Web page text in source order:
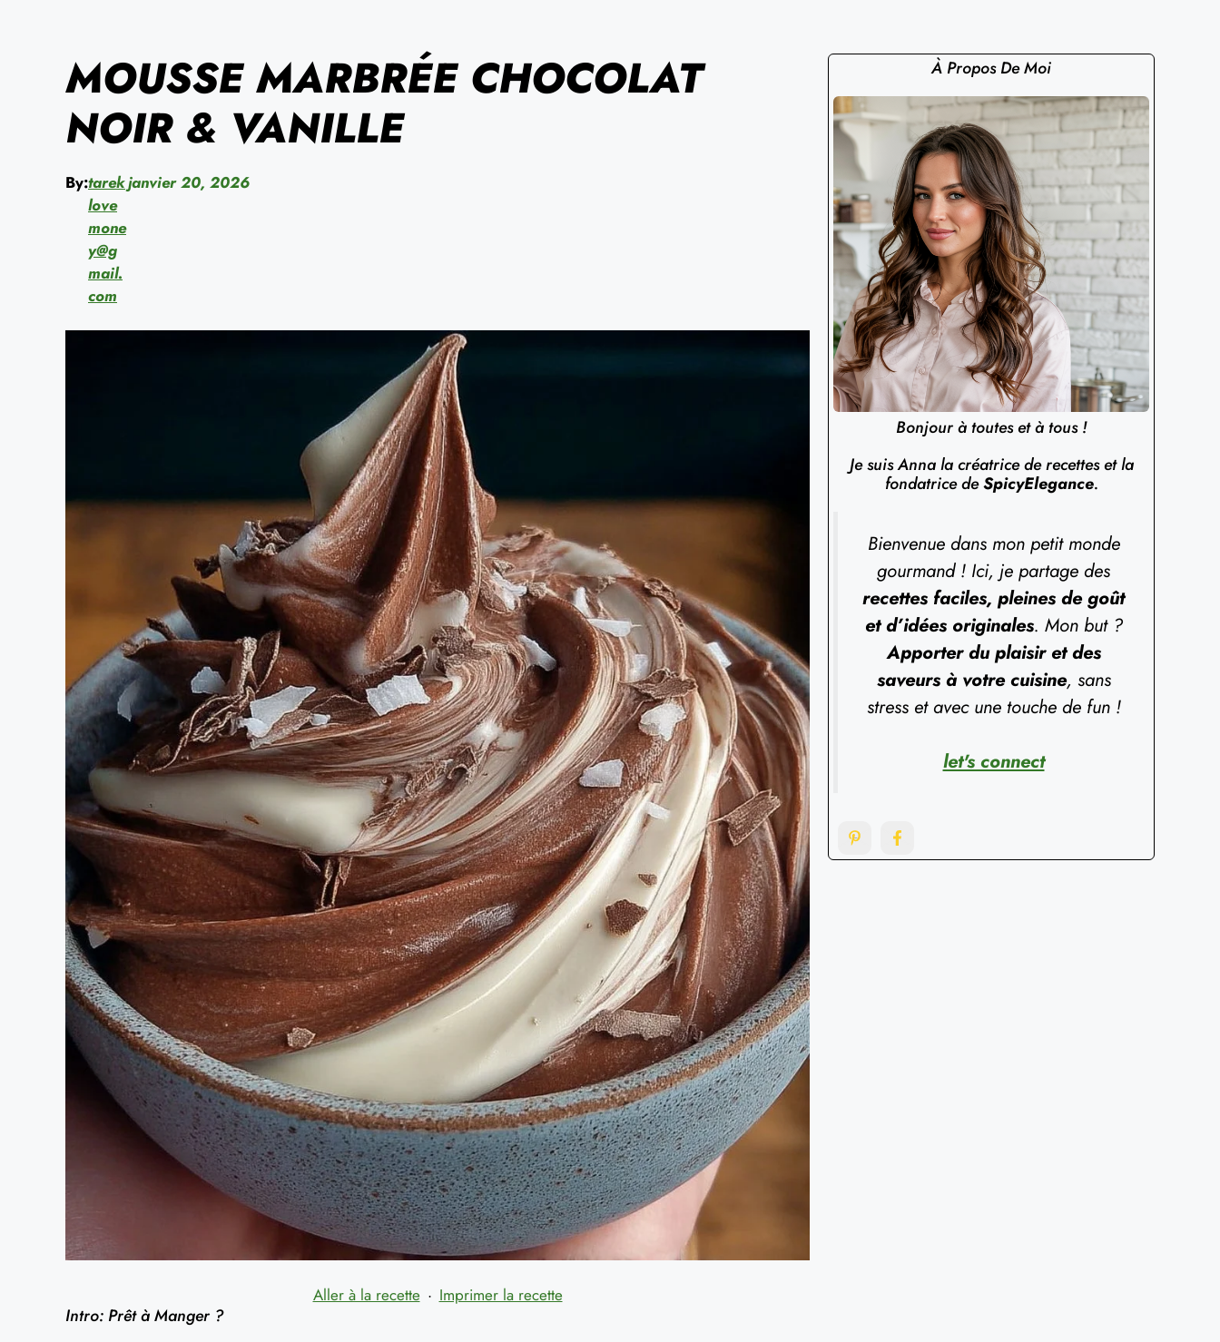
MOUSSE MARBRÉE CHOCOLAT
NOIR & VANILLE
By:tarek
love
mone
y@g
mail.
com
janvier 20, 2026
Aller à la recette · Imprimer la recette
Intro: Prêt à Manger ?
À Propos De Moi
Bonjour à toutes et à tous !
Je suis Anna la créatrice de recettes et la
fondatrice deSpicyElegance.
Bienvenue dans mon petit monde
gourmand ! Ici, je partage des
recettes faciles, pleines de goût
et d’idées originales. Mon but ?
Apporter du plaisir et des
saveurs à votre cuisine, sans
stress et avec une touche de fun !
let's connect